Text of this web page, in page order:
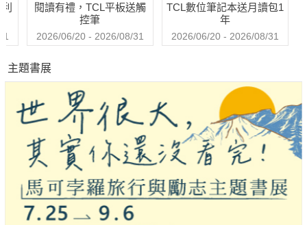
閱讀有禮，TCL平板送觸
控筆
2026/06/20 - 2026/08/31
TCL數位筆記本送月讀包1
年
2026/06/20 - 2026/08/31
主題書展